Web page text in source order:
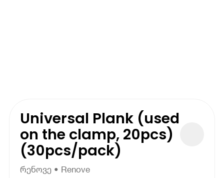
Universal Plank (used
on the clamp, 20pcs)
(30pcs/pack)
რენოვე • Renove